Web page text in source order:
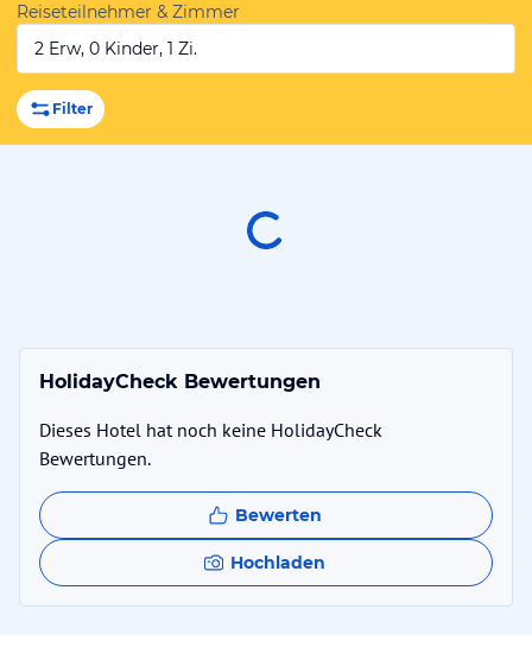
Reiseteilnehmer & Zimmer
2 Erw, 0 Kinder, 1 Zi.
Filter
HolidayCheck Bewertungen
Dieses Hotel hat noch keine HolidayCheck
Bewertungen.
Bewerten
Hochladen